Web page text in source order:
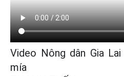
Video Nông dân Gia
mía